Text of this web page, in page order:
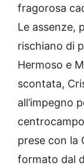
fragorosa
Le assenze,
rischiano di
Hermoso e
scontata,
all’impegno
prese con la
formato dal